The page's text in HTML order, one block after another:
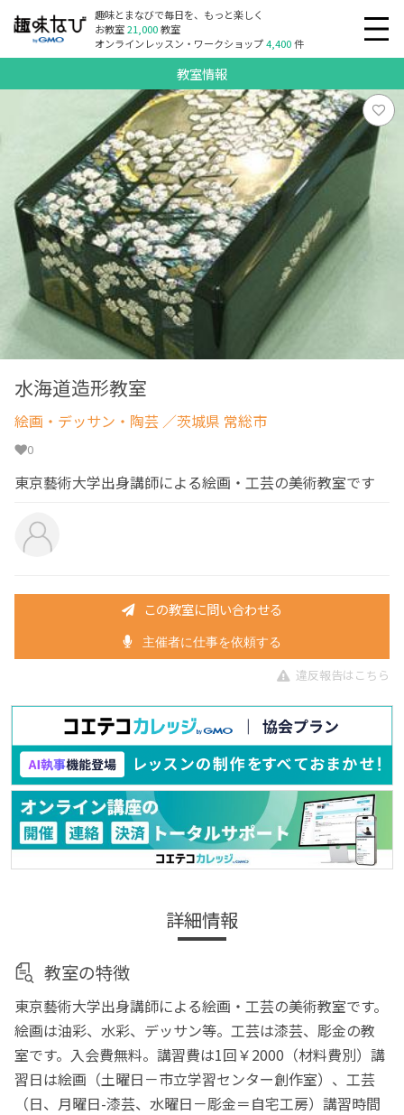
趣味とまなびで毎日を、もっと楽しく
お教室21,000教室
オンラインレッスン・ワークショップ4,400件
教室情報
水海道造形教室
絵画・デッサン・陶芸 ／茨城県 常総市
0
東京藝術大学出身講師による絵画・工芸の美術教室です
この教室に問い合わせる
主催者に仕事を依頼する
違反報告はこちら
詳細情報
教室の特徴
東京藝術大学出身講師による絵画・工芸の美術教室です。
絵画は油彩、水彩、デッサン等。工芸は漆芸、彫金の教
室です。入会費無料。講習費は1回￥2000（材料費別）講
習日は絵画（土曜日－市立学習センター創作室）、工芸
（日、月曜日-漆芸、水曜日－彫金＝自宅工房）講習時間